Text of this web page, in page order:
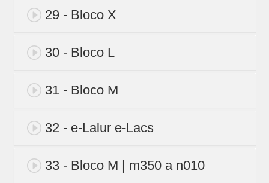
29 - Bloco X
30 - Bloco L
31 - Bloco M
32 - e-Lalur e-Lacs
33 - Bloco M | m350 a n010